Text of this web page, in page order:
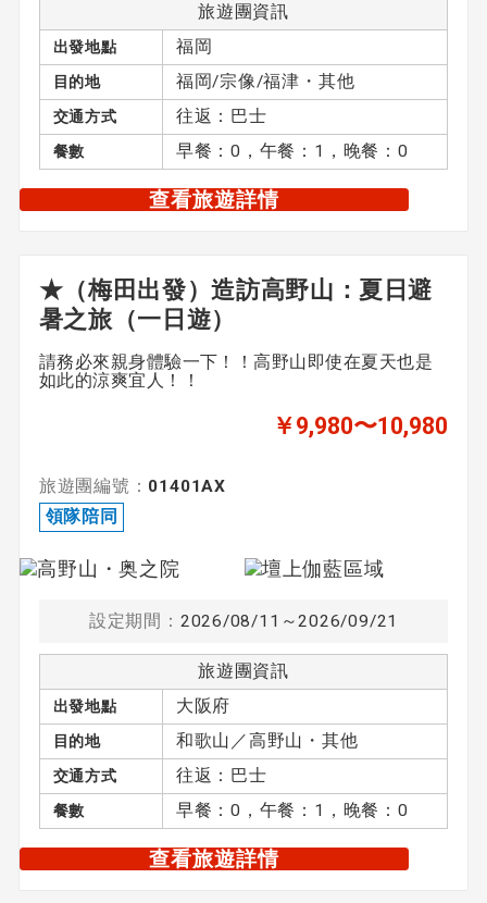
旅遊團資訊
出發地點 福岡
目的地 福岡/宗像/福津・其他
交通方式 往返：巴士
餐數 早餐：0，午餐：1，晚餐：0
查看旅遊詳情
★（梅田出發）造訪高野山：夏日避
暑之旅（一日遊）
請務必來親身體驗一下！！高野山即使在夏天也是
如此的涼爽宜人！！
￥9,980〜10,980
旅遊團編號： 01401AX
領隊陪同
設定期間： 2026/08/11～2026/09/21
旅遊團資訊
出發地點 大阪府
目的地 和歌山／高野山・其他
交通方式 往返：巴士
餐數 早餐：0，午餐：1，晚餐：0
查看旅遊詳情